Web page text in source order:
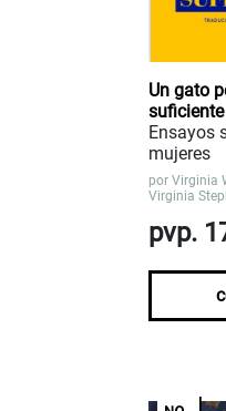
Un gato
suficiente
Ensayos
mujeres
por Virginia
Virginia
pvp.